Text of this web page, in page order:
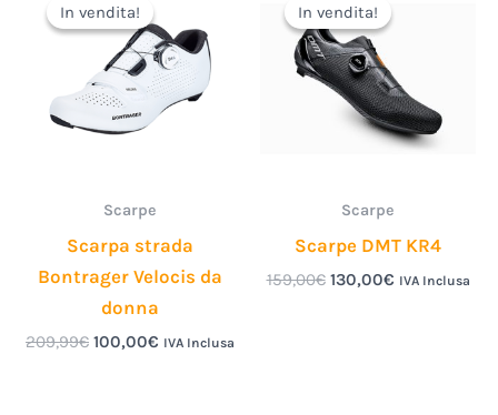
In vendita!
In vendita!
Scarpe
Scarpa strada
Bontrager Velocis da
donna
209,99€
originale
209,99€.
100,00€
attuale
è:
100,00€.
IVA Inclusa
In vendita!
In vendita!
Scarpe
Scarpe DMT KR4
159,00€
originale
era:
159,00€.
130,00€ IVA Inclusa